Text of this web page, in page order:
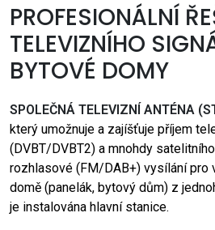
PROFESIONÁLNÍ
TELEVIZNÍHO
BYTOVÉ DOMY
SPOLEČNÁ TELEVIZNÍ ANTÉNA
který umožnuje a zajíšťuje příjem
(DVBT/DVBT2) a mnohdy
rozhlasové (FM/DAB+) vysílání pro
domě (panelák, bytový dům) z
je instalována hlavní stanice.